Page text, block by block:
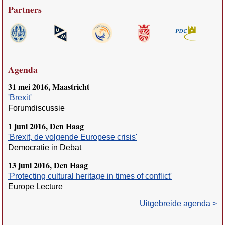
Partners
Agenda
31 mei 2016, Maastricht
'Brexit'
Forumdiscussie
1 juni 2016, Den Haag
'Brexit, de volgende Europese crisis'
Democratie in Debat
13 juni 2016, Den Haag
'Protecting cultural heritage in times of conflict'
Europe Lecture
Uitgebreide agenda >